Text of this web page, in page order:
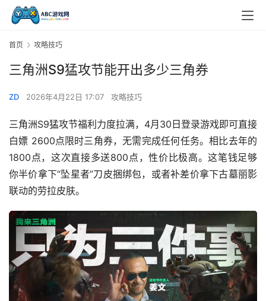
首页 攻略技巧
三角洲S9猛攻节能开出多少三角券
ZD 2026年4月22日 17:07 攻略技巧
三角洲S9猛攻节福利力度拉满，4月30日登录游戏即可直接
白嫖 2600点限时三角券，无需完成任何任务。相比去年的
1800点，这次直接多送800点，性价比极高。这笔钱足够
你半价拿下“坠星者”刀皮捆绑包，或者补差价拿下古墓丽影
联动的劳拉皮肤。